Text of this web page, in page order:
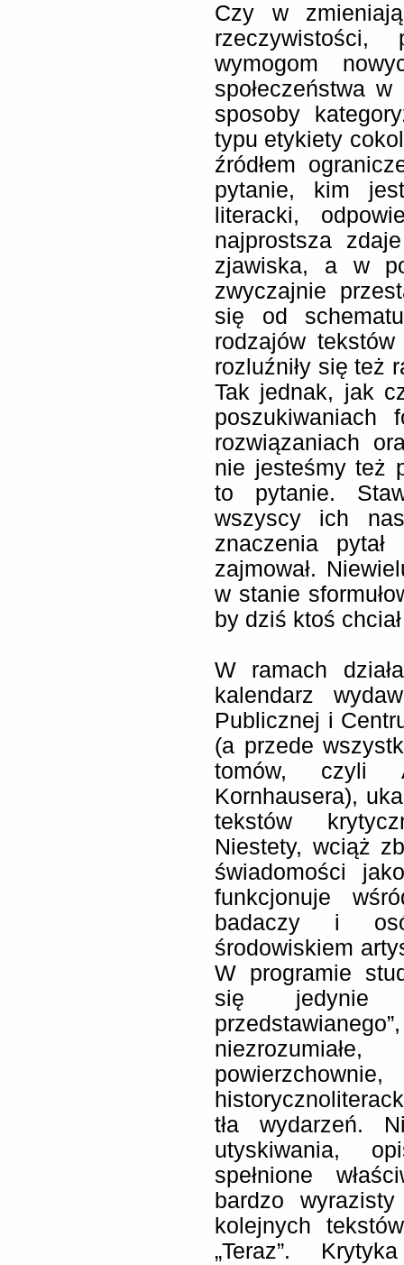
Czy w
rzeczywistości,
wymogom
społeczeństwa
sposoby
typu etykiety
źródłem
pytanie, kim
literacki,
najprostsza
zjawiska, a w
zwyczajnie
się od
rodzajów
rozluźniły się też
Tak jednak, jak
poszukiwaniach
rozwiązaniach
nie jesteśmy też
to pytanie.
wszyscy ich
znaczenia
zajmował.
w stanie
by dziś ktoś
W ramach
kalendarz
Publicznej i
(a przede
tomów, czyli
Kornhausera),
tekstów
Niestety, wciąż
świadomości
funkcjonuje
badaczy i
środowiskiem
W programie
się jedynie
tła wydarzeń.
utyskiwania,
spełnione
bardzo
kolejnych
„Teraz”.